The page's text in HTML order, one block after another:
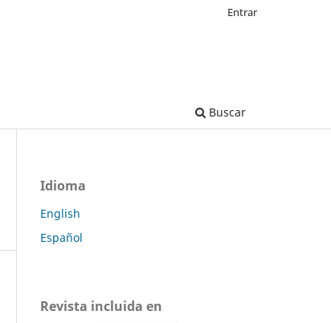
Buscar
Entrar
Idioma
English
Español
Revista incluida en